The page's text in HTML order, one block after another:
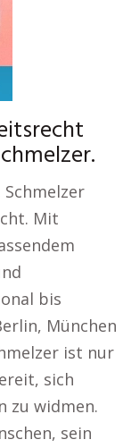
Mit
bis
München
ist nur
sich
zu widmen.
sein